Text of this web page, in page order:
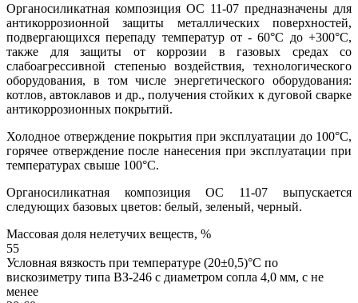
Органосиликатная композиция ОС 11-07 предназначены для
антикоррозионной защиты металлических поверхностей,
подвергающихся перепаду температур от - 60°С до +300°С,
также для защиты от коррозии в газовых средах со
слабоагрессивной степенью воздействия, технологического
оборудования, в том числе энергетического оборудования:
котлов, автоклавов и др., получения стойких к дуговой сварке
антикоррозионных покрытий.
Холодное отверждение покрытия при эксплуатации до 100°С,
горячее отверждение после нанесения при эксплуатации при
температурах свыше 100°С.
Органосиликатная композиция ОС 11-07 выпускается
следующих базовых цветов: белый, зеленый, черный.
Массовая доля нелетучих веществ, %
55
Условная вязкость при температуре (20±0,5)°С по
вискозиметру типа ВЗ-246 с диаметром сопла 4,0 мм, с не
менее